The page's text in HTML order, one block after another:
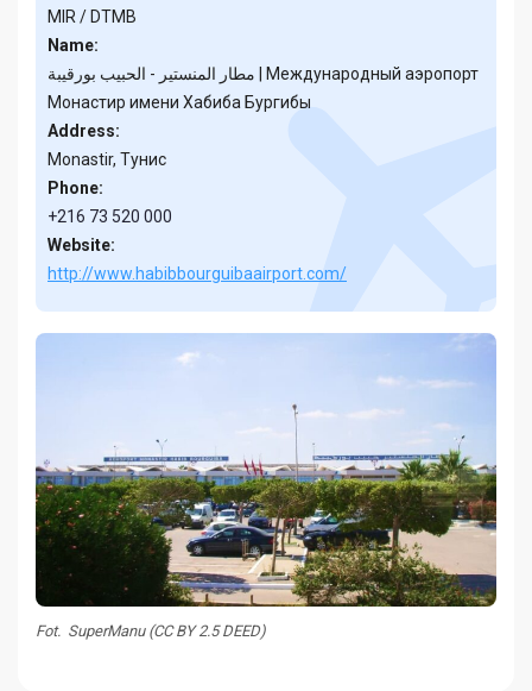
MIR / DTMB
Name:
مطار المنستير - الحبيب بورقيبة | Международный аэропорт
Монастир имени Хабиба Бургибы
Address:
Monastir, Тунис
Phone:
+216 73 520 000
Website:
http://www.habibbourguibaairport.com/
Fot. SuperManu (CC BY 2.5 DEED)